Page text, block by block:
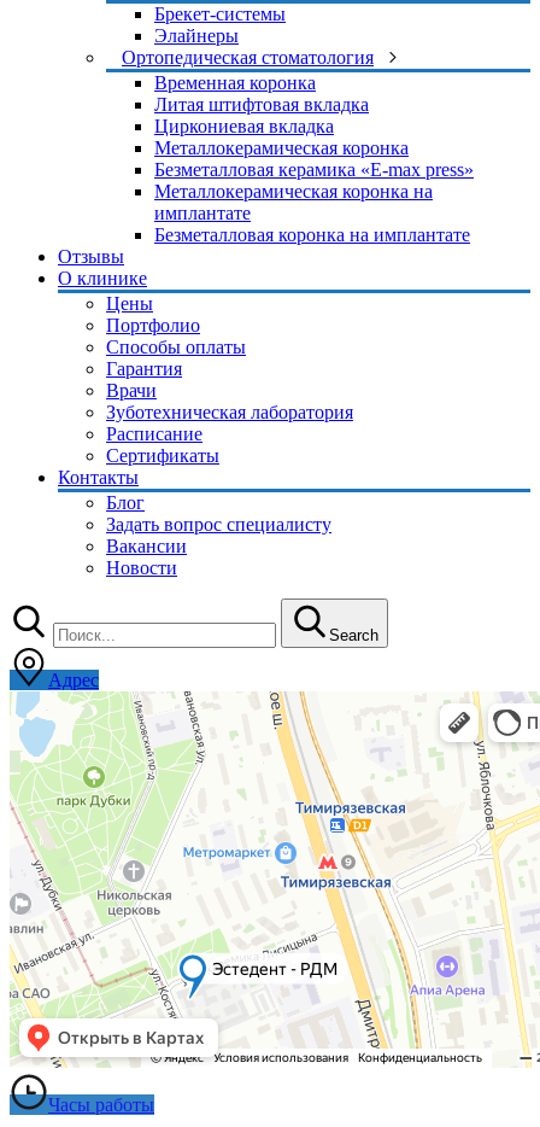
Брекет-системы
Элайнеры
Ортопедическая стоматология
Временная коронка
Литая штифтовая вкладка
Циркониевая вкладка
Металлокерамическая коронка
Безметалловая керамика «E-max press»
Металлокерамическая коронка на
имплантате
Безметалловая коронка на имплантате
Отзывы
О клинике
Цены
Портфолио
Способы оплаты
Гарантия
Врачи
Зуботехническая лаборатория
Расписание
Сертификаты
Контакты
Блог
Задать вопрос специалисту
Вакансии
Новости
Search
Адрес
Часы работы